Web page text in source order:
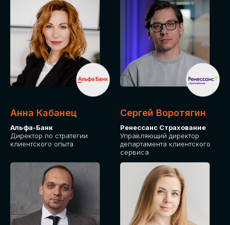
Анна Кабанец
Альфа-Банк
Директор по стратегии
клиентского опыта
Сергей Воротягин
Ренессанс Страхование
Управляющий директор
департамента клиентского
сервиса
СТОИМОСТЬ
УЧАСТИЯ